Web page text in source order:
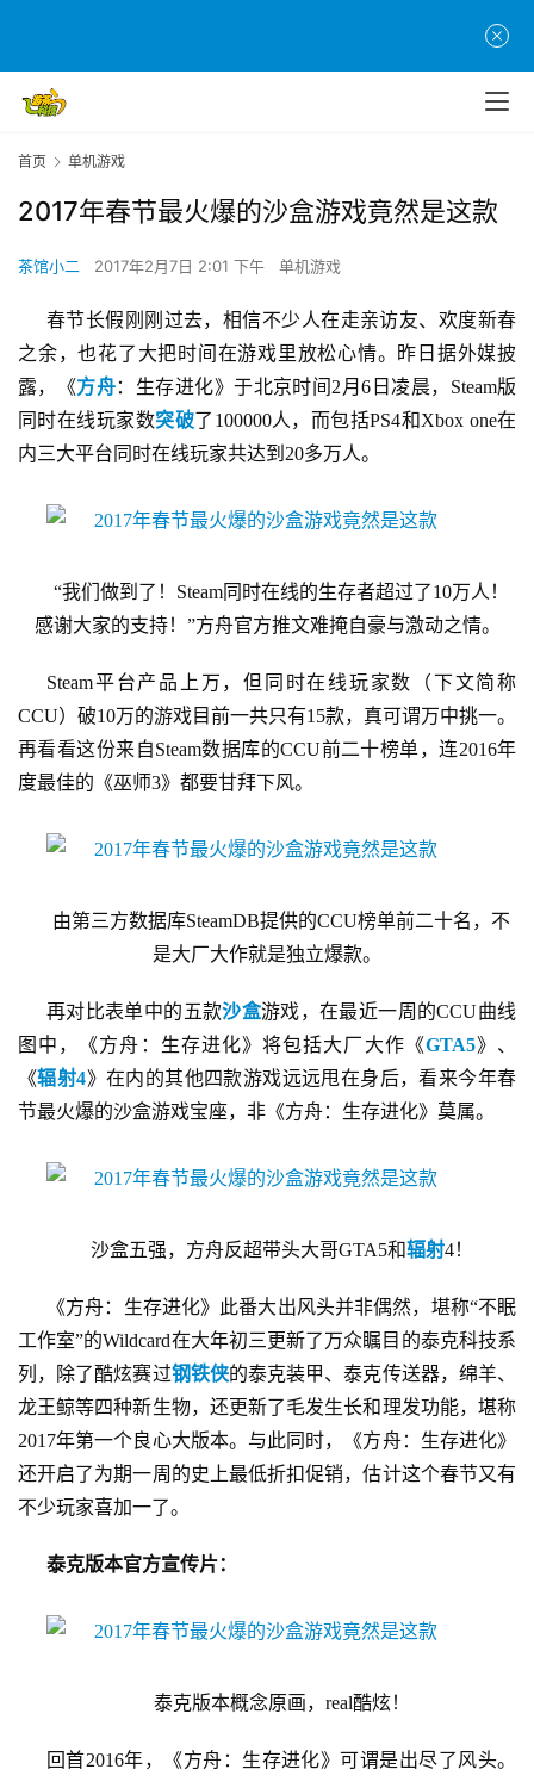
首
页
游
茶
首页 单机游戏
2017年春节最火爆的沙盒游戏竟然是这款
茶馆小二 2017年2月7日 2:01 下午 单机游戏
春节长假刚刚过去，相信不少人在走亲访友、欢度新春
之余，也花了大把时间在游戏里放松心情。昨日据外媒披
露，《方舟：生存进化》于北京时间2月6日凌晨，Steam版
同时在线玩家数突破了100000人，而包括PS4和Xbox one在
内三大平台同时在线玩家共达到20多万人。
“我们做到了！Steam同时在线的生存者超过了10万人！
感谢大家的支持！”方舟官方推文难掩自豪与激动之情。
Steam平台产品上万，但同时在线玩家数（下文简称
CCU）破10万的游戏目前一共只有15款，真可谓万中挑一。
再看看这份来自Steam数据库的CCU前二十榜单，连2016年
度最佳的《巫师3》都要甘拜下风。
由第三方数据库SteamDB提供的CCU榜单前二十名，不
是大厂大作就是独立爆款。
再对比表单中的五款沙盒游戏，在最近一周的CCU曲线
图中，《方舟：生存进化》将包括大厂大作《GTA5》、
《辐射4》在内的其他四款游戏远远甩在身后，看来今年春
节最火爆的沙盒游戏宝座，非《方舟：生存进化》莫属。
沙盒五强，方舟反超带头大哥GTA5和辐射4！
《方舟：生存进化》此番大出风头并非偶然，堪称“不眠
工作室”的Wildcard在大年初三更新了万众瞩目的泰克科技系
列，除了酷炫赛过钢铁侠的泰克装甲、泰克传送器，绵羊、
龙王鲸等四种新生物，还更新了毛发生长和理发功能，堪称
2017年第一个良心大版本。与此同时，《方舟：生存进化》
还开启了为期一周的史上最低折扣促销，估计这个春节又有
不少玩家喜加一了。
泰克版本官方宣传片：
泰克版本概念原画，real酷炫！
回首2016年，《方舟：生存进化》可谓是出尽了风头。